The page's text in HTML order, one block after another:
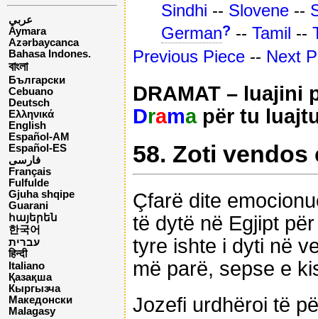
عربي
Aymara
Azərbaycanca
Bahasa Indones.
বাংলা
Български
Cebuano
Deutsch
Ελληνικά
English
Español-AM
Español-ES
فارسی
Français
Fulfulde
Gjuha shqipe
Guarani
հայերեն
한국어
עברית
हिन्दी
Italiano
Қазақша
Кыргызча
Македонски
Malagasy
Sindhi -- Slovene --
German? -- Tamil --
Previous Piece -- Next
DRAMAT – luajini
Dramapër tu
58. Zoti
Çfarë dite
të dytë në Egjipt
tyre ishte i dyti në
më parë, sepse e
Jozefi urdhëroi të